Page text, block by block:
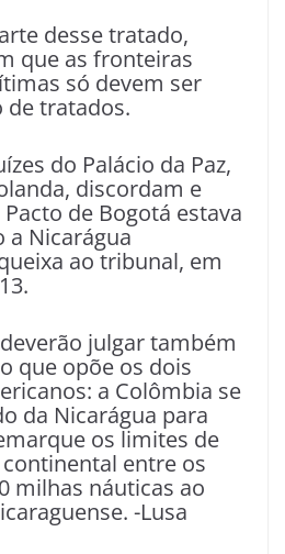
desse tratado,
que as fronteiras
só devem ser
de tratados.
do Palácio da Paz,
discordam e
de Bogotá estava
a Nicarágua
ao tribunal, em
julgar também
que opõe os dois
a Colômbia se
da Nicarágua para
os limites de
entre os
milhas náuticas ao
-Lusa